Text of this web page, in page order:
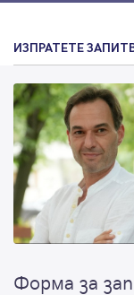
ИЗПРАТЕТЕ
Форма за